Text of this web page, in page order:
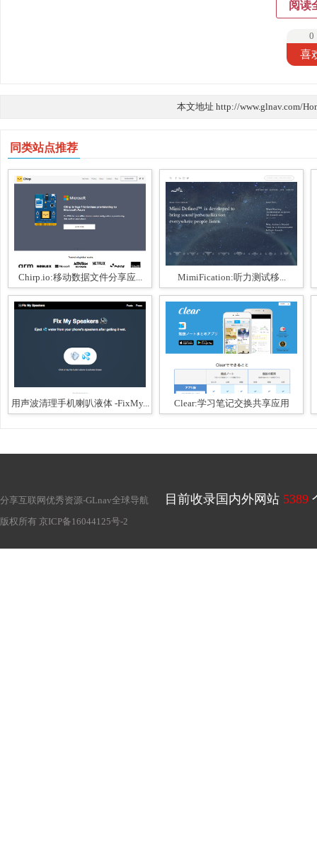
阅读
0
喜
本文地址 http://www.glnav.com/
同类站点推荐
Chirp.io:移动数据文件分享应... MimiFication:听力测试移...
用声波清理手机喇叭液体 -FixMy... Clear:学习笔记交换共享应用
分享互联网优秀资源-GLnav全球导航 目前收录国内外网站 5389
版权所有 京ICP备16044125号-2